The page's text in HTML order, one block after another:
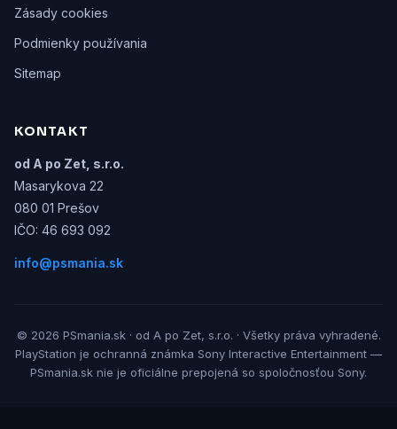
Zásady cookies
Podmienky používania
Sitemap
KONTAKT
od A po Zet, s.r.o.
Masarykova 22
080 01 Prešov
IČO: 46 693 092
info@psmania.sk
© 2026 PSmania.sk · od A po Zet, s.r.o. · Všetky práva vyhradené.
PlayStation je ochranná známka Sony Interactive Entertainment —
PSmania.sk nie je oficiálne prepojená so spoločnosťou Sony.